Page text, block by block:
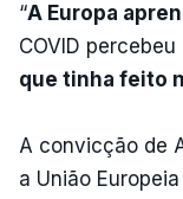
“A Europa
COVID percebeu
que tinha feito
A convicção de
a União